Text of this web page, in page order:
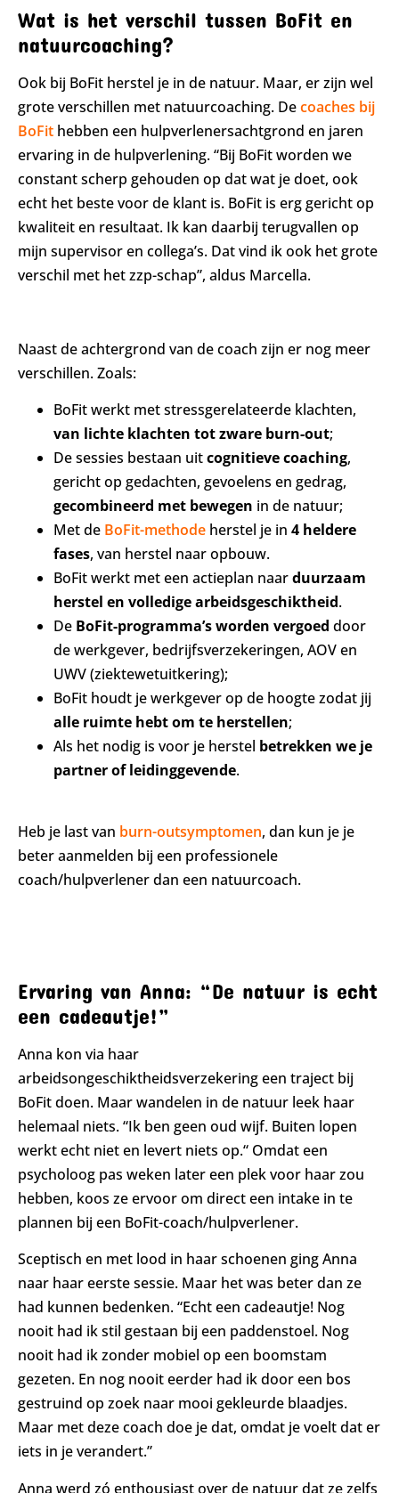
Wat is het verschil tussen BoFit en
natuurcoaching?
Ook bij BoFit herstel je in de natuur. Maar, er zijn wel
grote verschillen met natuurcoaching. Decoaches bij
BoFit hebben een hulpverlenersachtgrond en jaren
ervaring in de hulpverlening. “Bij BoFit worden we
constant scherp gehouden op dat wat je doet, ook
echt het beste voor de klant is. BoFit is erg gericht op
kwaliteit en resultaat. Ik kan daarbij terugvallen op
mijn supervisor en collega’s. Dat vind ik ook het grote
verschil met het zzp-schap”, aldus Marcella.
Naast de achtergrond van de coach zijn er nog meer
verschillen. Zoals:
BoFit werkt met stressgerelateerde klachten,
van lichte klachten tot zware burn-out;
De sessies bestaan uitcognitieve coaching,
gericht op gedachten, gevoelens en gedrag,
gecombineerd met bewegen in de natuur;
Met de BoFit-methode herstel je in 4 heldere
fases, van herstel naar opbouw.
BoFit werkt met een actieplan naarduurzaam
herstel en volledige arbeidsgeschiktheid.
De BoFit-programma’s worden vergoed door
de werkgever, bedrijfsverzekeringen, AOV en
UWV (ziektewetuitkering);
BoFit houdt je werkgever op de hoogte zodat jij
alle ruimte hebt om te herstellen;
Als het nodig is voor je herstel betrekken we je
partner of leidinggevende.
Heb je last van burn-outsymptomen, dan kun je je
beter aanmelden bij een professionele
coach/hulpverlener dan een natuurcoach.
Ervaring van Anna: “De natuur is echt
een cadeautje!”
Anna kon via haar
arbeidsongeschiktheidsverzekering een traject bij
BoFit doen. Maar wandelen in de natuur leek haar
helemaal niets. “Ik ben geen oud wijf. Buiten lopen
werkt echt niet en levert niets op.“ Omdat een
psycholoog pas weken later een plek voor haar zou
hebben, koos ze ervoor om direct een intake in te
plannen bij een BoFit-coach/hulpverlener.
Sceptisch en met lood in haar schoenen ging Anna
naar haar eerste sessie. Maar het was beter dan ze
had kunnen bedenken. “Echt een cadeautje! Nog
nooit had ik stil gestaan bij een paddenstoel. Nog
nooit had ik zonder mobiel op een boomstam
gezeten. En nog nooit eerder had ik door een bos
gestruind op zoek naar mooi gekleurde blaadjes.
Maar met deze coach doe je dat, omdat je voelt dat er
iets in je verandert.”
Anna werd zó enthousiast over de natuur dat ze zelfs